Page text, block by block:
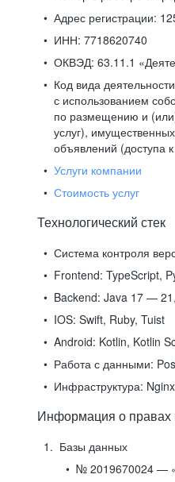
Адрес регистрации:
ИНН: 7718620740
ОКВЭД: 63.11.1
Код вида
с использованием
по размещению и
услуг),
объявлений (доступа
Услуги компании
Стоимость услуг
Технологический стек
Система контроля
Frontend: TypeScript,
Backend: Java 17 —
IOS: Swift, Ruby, Tuist
Android: Kotlin, Kotlin
Работа с данными:
Инфраструктура:
Информация о правах
Базы данных
№ 2019670024 —